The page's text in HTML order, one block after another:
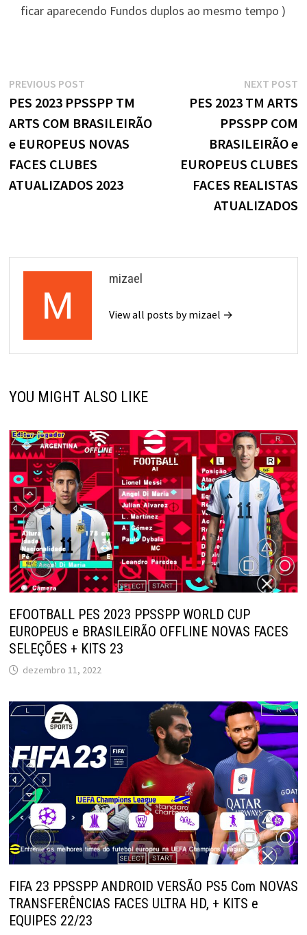
ficar aparecendo Fundos duplos ao mesmo tempo )
Navegação
de
Post
PREVIOUS POSTPrevious
post:
PES 2023 PPSSPP TM
ARTS COM BRASILEIRÃO
e EUROPEUS NOVAS
FACES CLUBES
ATUALIZADOS 2023
NEXT POST
PES 2023 TM ARTS
PPSSPP COM
BRASILEIRÃO e
EUROPEUS CLUBES
FACES REALISTAS
ATUALIZADOS
mizael
View all posts by mizael →
YOU MIGHT ALSO LIKE
EFOOTBALL PES 2023 PPSSPP WORLD CUP
EUROPEUS e BRASILEIRÃO OFFLINE NOVAS FACES
SELEÇÕES + KITS 23
dezembro 11, 2022
FIFA 23 PPSSPP ANDROID VERSÃO PS5 Com NOVAS
TRANSFERÊNCIAS FACES ULTRA HD, + KITS e
EQUIPES 22/23